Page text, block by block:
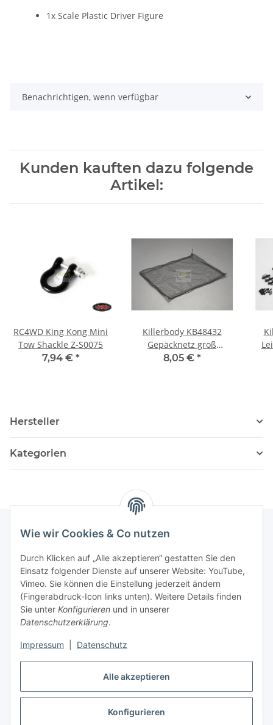
Alle akzeptieren
Konfigurieren
Wie wir Cookies & Co nutzen
Durch Klicken auf „Alle akzeptieren“ gestatten Sie den
Einsatz folgender Dienste auf unserer Website: YouTube,
Vimeo. Sie können die Einstellung jederzeit ändern
(Fingerabdruck-Icon links unten). Weitere Details finden
Sie unter Konfigurieren und in unserer
Datenschutzerklärung.
Impressum Datenschutz
1x Scale Plastic Driver Figure
Benachrichtigen, wenn verfügbar
Kunden kauften dazu folgende
Artikel:
RC4WD King Kong Mini
Tow Shackle Z-S0075
7,94 € *
Killerbody KB48432
Gepäcknetz groß
330x250mm
8,05 € *
Hersteller
Kategorien
Informationen
036204. 803903
Achtung!!!
Vertrag widerrufen